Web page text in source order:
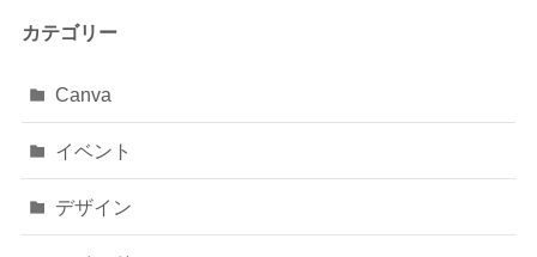
カテゴリー
Canva
イベント
デザイン